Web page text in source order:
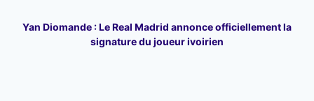
Yan Diomande : Le Real Madrid annonce officiellement la
signature du joueur ivoirien